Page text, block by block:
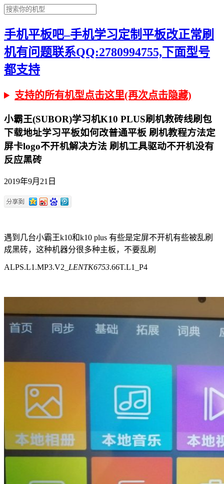
手机平板吧–手机学习定制平板改正常刷
机有问题联系QQ:2780994755,下面型号
都支持
支持的所有机型点击这里(再次点击隐藏)
小霸王(SUBOR)学习机K10 PLUS刷机救砖线刷包
下载地址学习平板如何改普通平板 刷机教程方法定
屏卡logo不开机解决方法 刷机工具驱动不开机没有
反应黑砖
2019年9月21日
遇到几台小霸王k10和k10 plus 有些是定屏不开机有些被乱刷
成黑砖，这种机器分很多种主板，不要乱刷
ALPS.L1.MP3.V2_ LENTK6753.66T.L1_P4